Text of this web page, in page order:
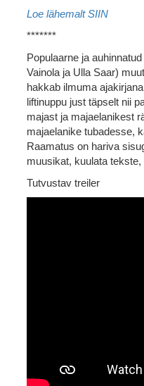
Loe lähemalt SIIN
*******
Populaarne ja
Vainola ja Ulla Saar)
hakkab ilmuma
liftinuppu just täpselt nii
majast ja majaelanikest
majaelanike tubadesse,
Raamatus on hariva
muusikat, kuulata tekste,
Tutvustav treiler